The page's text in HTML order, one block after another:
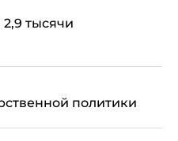
тысячи
политики